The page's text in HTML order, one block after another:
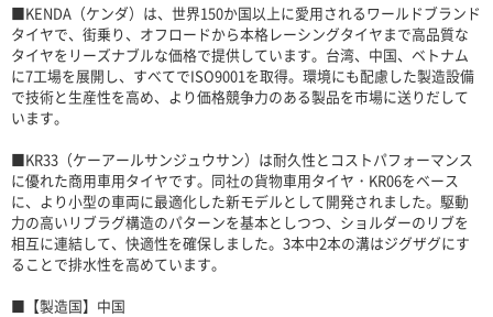
■KENDA（ケンダ）は、世界150か国以上に愛用されるワールドブランド
タイヤで、街乗り、オフロードから本格レーシングタイヤまで高品質な
タイヤをリーズナブルな価格で提供しています。台湾、中国、ベトナム
に7工場を展開し、すべてでISO9001を取得。環境にも配慮した製造設備
で技術と生産性を高め、より価格競争力のある製品を市場に送りだして
います。
■KR33（ケーアールサンジュウサン）は耐久性とコストパフォーマンス
に優れた商用車用タイヤです。同社の貨物車用タイヤ・KR06をベース
に、より小型の車両に最適化した新モデルとして開発されました。駆動
力の高いリブラグ構造のパターンを基本としつつ、ショルダーのリブを
相互に連結して、快適性を確保しました。3本中2本の溝はジグザグにす
ることで排水性を高めています。
■【製造国】中国